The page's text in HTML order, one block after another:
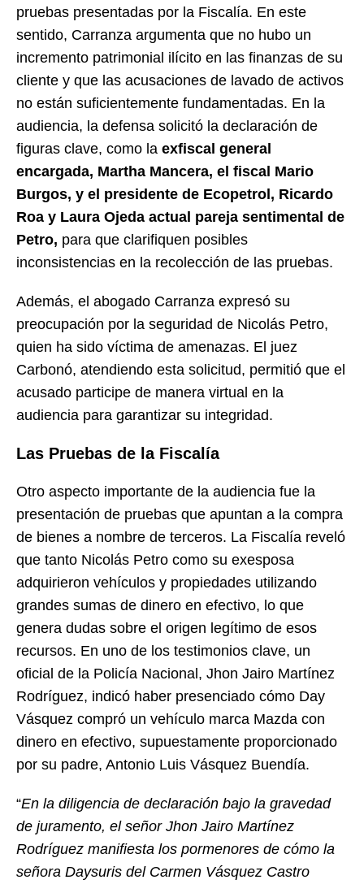
pruebas presentadas por la Fiscalía. En este
sentido, Carranza argumenta que no hubo un
incremento patrimonial ilícito en las finanzas de su
cliente y que las acusaciones de lavado de activos
no están suficientemente fundamentadas. En la
audiencia, la defensa solicitó la declaración de
figuras clave, como la exfiscal general
encargada, Martha Mancera, el fiscal Mario
Burgos, y el presidente de Ecopetrol, Ricardo
Roa y Laura Ojeda actual pareja sentimental de
Petro, para que clarifiquen posibles
inconsistencias en la recolección de las pruebas.
Además, el abogado Carranza expresó su
preocupación por la seguridad de Nicolás Petro,
quien ha sido víctima de amenazas. El juez
Carbonó, atendiendo esta solicitud, permitió que el
acusado participe de manera virtual en la
audiencia para garantizar su integridad.
Las Pruebas de la Fiscalía
Otro aspecto importante de la audiencia fue la
presentación de pruebas que apuntan a la compra
de bienes a nombre de terceros. La Fiscalía reveló
que tanto Nicolás Petro como su exesposa
adquirieron vehículos y propiedades utilizando
grandes sumas de dinero en efectivo, lo que
genera dudas sobre el origen legítimo de esos
recursos. En uno de los testimonios clave, un
oficial de la Policía Nacional, Jhon Jairo Martínez
Rodríguez, indicó haber presenciado cómo Day
Vásquez compró un vehículo marca Mazda con
dinero en efectivo, supuestamente proporcionado
por su padre, Antonio Luis Vásquez Buendía.
“En la diligencia de declaración bajo la gravedad
de juramento, el señor Jhon Jairo Martínez
Rodríguez manifiesta los pormenores de cómo la
señora Daysuris del Carmen Vásquez Castro